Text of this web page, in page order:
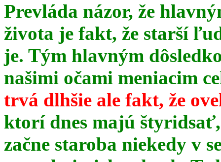
Prevláda názor, že
života je fakt, že starší
je. Tým hlavným
našimi očami meniacim
trvá dlhšie ale fakt, že
ktorí dnes majú
začne staroba niekedy v